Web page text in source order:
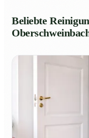
Beliebte